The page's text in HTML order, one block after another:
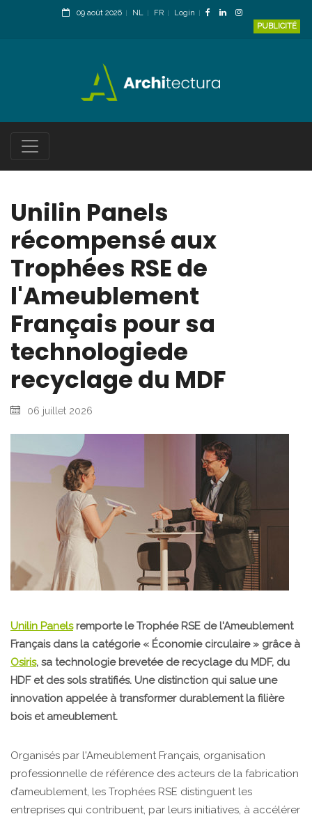
09 août 2026 NL FR
Login
PUBLICITÉ
Unilin Panels
récompensé aux
Trophées RSE de
l'Ameublement
Français pour sa
technologiede
recyclage du MDF
06 juillet 2026
Unilin Panelsremporte le Trophée RSE de l'Ameublement
Français dans la catégorie « Économie circulaire » grâce à
Osiris, sa technologie brevetée de recyclage du MDF, du
HDF et des sols stratifiés. Une distinction qui salue une
innovation appelée à transformer durablement la filière
bois et ameublement.
Organisés par l'Ameublement Français, organisation
professionnelle de référence des acteurs de la fabrication
d’ameublement, les Trophées RSE distinguent les
entreprises qui contribuent, par leurs initiatives, à accélérer